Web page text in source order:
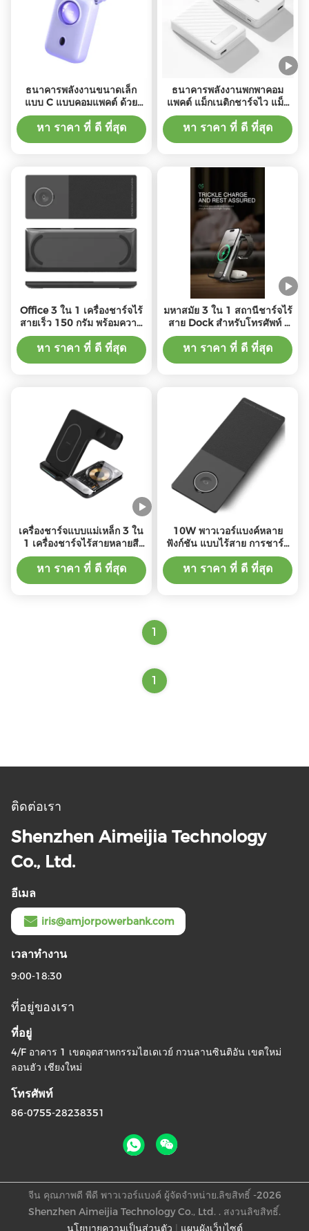
ธนาคารพลังงานขนาดเล็ก
แบบ C แบบคอมแพคต์ ด้วย
5V/2.4A Input/Output และ
Wireless 5W/7.5W Output
หา ราคา ที่ ดี ที่สุด
ธนาคารพลังงานพกพาคอม
แพคต์ แม็กเนติกชาร์จไว แม็ก
เนติกชาร์จไว แม็กเนติกชาร์จ
ไว แม็กเนติกชาร์จไว แม็กเนติ
กชาร์จไว แม็กเนติกชาร์จไว
กชาร์จไว แม็กเนติกชาร์จไว
กชาร์จไว แม็กเนติกชาร์จไว
แม็กเนติกชาร์จไว แม็กเนติ
กชาร์จไว แม็กเนติกชาร์จไว
หา ราคา ที่ ดี ที่สุด
Office 3 ใน 1 เครื่องชาร์จไร้
สายเร็ว 150 กรัม พร้อมความ
สามารถในการชาร์จเคเบิล
ประเภท C
หา ราคา ที่ ดี ที่สุด
มหาสมัย 3 ใน 1 สถานีชาร์จไร้
สาย Dock สําหรับโทรศัพท์ /
นาฬิกา
หา ราคา ที่ ดี ที่สุด
เครื่องชาร์จแบบแม่เหล็ก 3 ใน
1 เครื่องชาร์จไร้สายหลายสี
20000Mah ความจุสูง
หา ราคา ที่ ดี ที่สุด
10W พาวเวอร์แบงค์หลาย
ฟังก์ชัน แบบไร้สาย การชาร์จ
หลายสี การออกแบบแบบ C
หา ราคา ที่ ดี ที่สุด
1
1
ติดต่อเรา
Shenzhen Aimeijia Technology
Co., Ltd.
อีเมล
iris@amjorpowerbank.com
เวลาทํางาน
9:00-18:30
ที่อยู่ของเรา
ที่อยู่
4/F อาคาร 1 เขตอุตสาหกรรมไฮเดเวย์ กวนลานซินติอัน เขตใหม่
ลอนฮัว เชียงใหม่
โทรศัพท์
86-0755-28238351
นโยบายความเป็นส่วนตัว | แผนผังเว็บไซต์
จีน คุณภาพดี พีดี พาวเวอร์แบงค์ ผู้จัดจําหน่าย.ลิขสิทธิ์ -2026
Shenzhen Aimeijia Technology Co., Ltd. . สงวนลิขสิทธิ์.